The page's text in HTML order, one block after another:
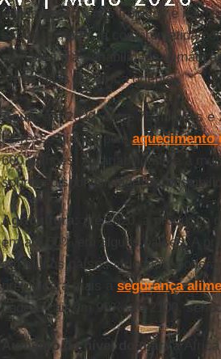
especialmente nos trópicos e nas
saúde humana, já comprometida
mudança e à variabilidade
terras altas da África oriental.
Água:até 2020, entre 75 milhões e
estresse hídrico pelo aquecimento
600 milhões. A variabilidade e a
sobre a disponibilidade, as
Agricultura:
até 2020, a produção
em até 50% em alguns países. A
em muitos países africanos,
prejudicará mais a segurança
poderá cair em 90% até 2100,
Aumento do nível do mar: a África